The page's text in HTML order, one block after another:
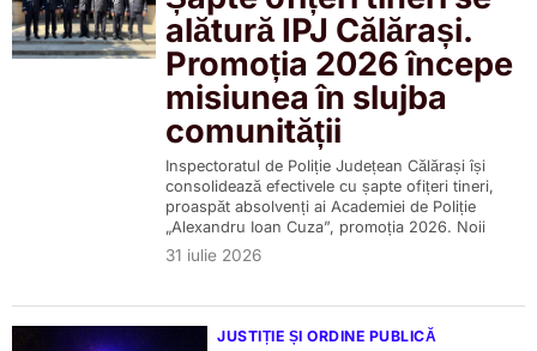
alătură IPJ Călărași.
Promoția 2026 începe
misiunea în slujba
comunității
Inspectoratul de Poliție Județean Călărași își
consolidează efectivele cu șapte ofițeri tineri,
proaspăt absolvenți ai Academiei de Poliție
„Alexandru Ioan Cuza”, promoția 2026. Noii
31 iulie 2026
JUSTIȚIE ȘI ORDINE PUBLICĂ